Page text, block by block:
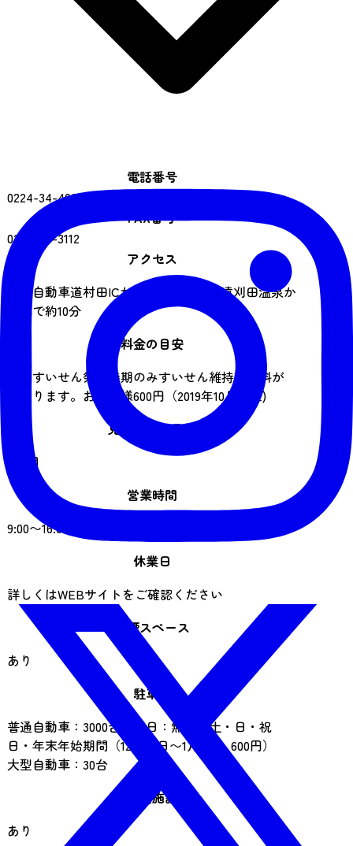
電話番号
0224-34-4001
FAX番号
0224-34-3112
アクセス
東北自動車道村田ICから車で約35分、遠刈田温泉か
ら車で約10分
料金の目安
春のすいせん祭り時期のみすいせん維持管理料が
かかります。お一人様600円（2019年10月現在)
見学時間の目安
2時間
営業時間
9:00〜16:00
休業日
詳しくはWEBサイトをご確認ください
喫煙スペース
あり
駐車場
普通自動車：3000台（平日：無料、土・日・祝
日・年末年始期間（12月29日〜1月3日）600円）
大型自動車：30台
飲食施設
あり